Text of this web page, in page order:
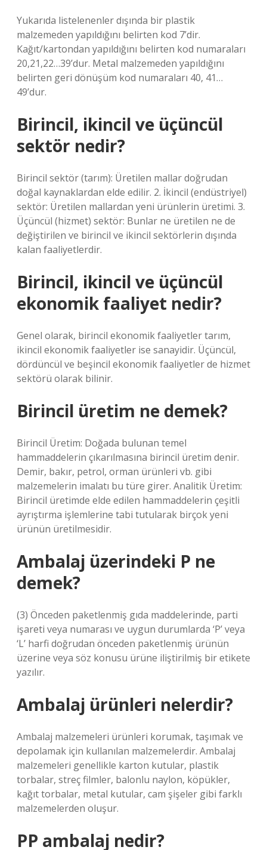
Yukarıda listelenenler dışında bir plastik
malzemeden yapıldığını belirten kod 7’dir.
Kağıt/kartondan yapıldığını belirten kod numaraları
20,21,22…39’dur. Metal malzemeden yapıldığını
belirten geri dönüşüm kod numaraları 40, 41…
49’dur.
Birincil, ikincil ve üçüncül
sektör nedir?
Birincil sektör (tarım): Üretilen mallar doğrudan
doğal kaynaklardan elde edilir. 2. İkincil (endüstriyel)
sektör: Üretilen mallardan yeni ürünlerin üretimi. 3.
Üçüncül (hizmet) sektör: Bunlar ne üretilen ne de
değiştirilen ve birincil ve ikincil sektörlerin dışında
kalan faaliyetlerdir.
Birincil, ikincil ve üçüncül
ekonomik faaliyet nedir?
Genel olarak, birincil ekonomik faaliyetler tarım,
ikincil ekonomik faaliyetler ise sanayidir. Üçüncül,
dördüncül ve beşincil ekonomik faaliyetler de hizmet
sektörü olarak bilinir.
Birincil üretim ne demek?
Birincil Üretim: Doğada bulunan temel
hammaddelerin çıkarılmasına birincil üretim denir.
Demir, bakır, petrol, orman ürünleri vb. gibi
malzemelerin imalatı bu türe girer. Analitik Üretim:
Birincil üretimde elde edilen hammaddelerin çeşitli
ayrıştırma işlemlerine tabi tutularak birçok yeni
ürünün üretilmesidir.
Ambalaj üzerindeki P ne
demek?
(3) Önceden paketlenmiş gıda maddelerinde, parti
işareti veya numarası ve uygun durumlarda ‘P’ veya
‘L’ harfi doğrudan önceden paketlenmiş ürünün
üzerine veya söz konusu ürüne iliştirilmiş bir etikete
yazılır.
Ambalaj ürünleri nelerdir?
Ambalaj malzemeleri ürünleri korumak, taşımak ve
depolamak için kullanılan malzemelerdir. Ambalaj
malzemeleri genellikle karton kutular, plastik
torbalar, streç filmler, balonlu naylon, köpükler,
kağıt torbalar, metal kutular, cam şişeler gibi farklı
malzemelerden oluşur.
PP ambalaj nedir?